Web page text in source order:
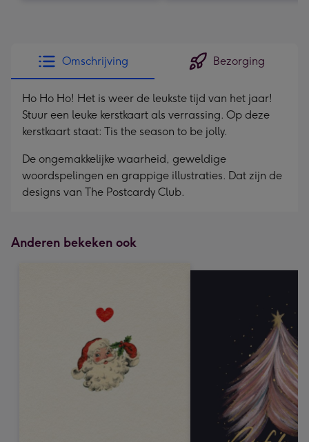
Omschrijving Bezorging
Ho Ho Ho! Het is weer de leukste tijd van het jaar!
Stuur een leuke kerstkaart als verrassing. Op deze
kerstkaart staat: Tis the season to be jolly.
De ongemakkelijke waarheid, geweldige
woordspelingen en grappige illustraties. Dat zijn de
designs van The Postcardy Club.
Anderen bekeken ook